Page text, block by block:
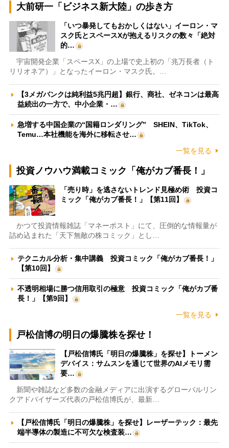
大前研一「ビジネス新大陸」の歩き方
「いつ暴発してもおかしくはない」イーロン・マ
スク氏とスペースXが抱えるリスクの数々「絶対
的…
宇宙開発企業「スペースX」の上場で史上初の「兆万長者（ト
リリオネア）」となったイーロン・マスク氏。…
【3メガバンクは純利益5兆円超】銀行、商社、ゼネコンは最高
益続出の一方で、中小企業・…
急増する中国企業の“国籍ロンダリング” SHEIN、TikTok、
Temu…本社機能を海外に移転させ…
一覧を見る
投資ノウハウ満載コミック「俺がカブ番長！」
「売り時」を逃さないトレンド見極め術 投資コ
ミック「俺がカブ番長！」【第11回】
かつて投資情報雑誌「マネーポスト」にて、圧倒的な情報量が
詰め込まれた「天下無敵の株コミック」とし…
テクニカル分析・集中講義 投資コミック「俺がカブ番長！」
【第10回】
不透明相場に勝つ信用取引の極意 投資コミック「俺がカブ番
長！」【第9回】
一覧を見る
戸松信博の明日の爆騰株を探せ！
【戸松信博氏「明日の爆騰株」を探せ】トーメン
デバイス：サムスンを通じて世界のAIメモリ需
要…
新聞や雑誌など多数の金融メディアに出演するグローバルリン
クアドバイザーズ代表の戸松信博氏が、最新…
【戸松信博氏「明日の爆騰株」を探せ】レーザーテック：最先
端半導体の製造に不可欠な検査装…